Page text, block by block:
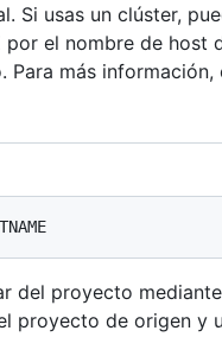
Si usas un clúster,
por el nombre de
Para más información,
del proyecto
proyecto de origen y